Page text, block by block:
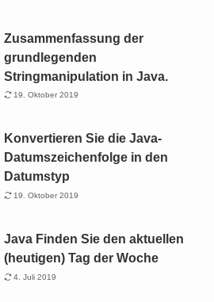
Zusammenfassung der
grundlegenden
Stringmanipulation in Java.
19. Oktober 2019
Konvertieren Sie die Java-
Datumszeichenfolge in den
Datumstyp
19. Oktober 2019
Java Finden Sie den aktuellen
(heutigen) Tag der Woche
4. Juli 2019